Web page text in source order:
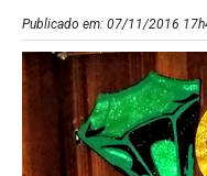
Publicado em: 07/11/2016